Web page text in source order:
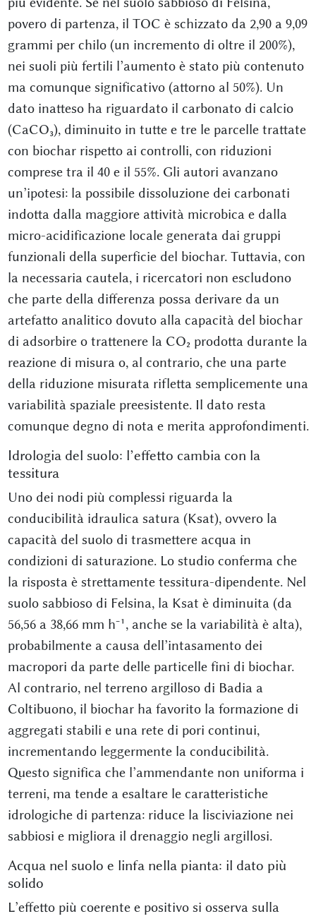
povero di partenza, il TOC è schizzato da 2,90 a 9,09
grammi per chilo (un incremento di oltre il 200%),
nei suoli più fertili l’aumento è stato più contenuto
ma comunque significativo (attorno al 50%). Un
dato inatteso ha riguardato il carbonato di calcio
(CaCO₃), diminuito in tutte e tre le parcelle trattate
con biochar rispetto ai controlli, con riduzioni
comprese tra il 40 e il 55%. Gli autori avanzano
un’ipotesi: la possibile dissoluzione dei carbonati
indotta dalla maggiore attività microbica e dalla
micro-acidificazione locale generata dai gruppi
funzionali della superficie del biochar. Tuttavia, con
la necessaria cautela, i ricercatori non escludono
che parte della differenza possa derivare da un
artefatto analitico dovuto alla capacità del biochar
di adsorbire o trattenere la CO₂ prodotta durante la
reazione di misura o, al contrario, che una parte
della riduzione misurata rifletta semplicemente una
variabilità spaziale preesistente. Il dato resta
comunque degno di nota e merita approfondimenti.
Idrologia del suolo: l’effetto cambia con la
tessitura
Uno dei nodi più complessi riguarda la
conducibilità idraulica satura (Ksat), ovvero la
capacità del suolo di trasmettere acqua in
condizioni di saturazione. Lo studio conferma che
la risposta è strettamente tessitura-dipendente. Nel
suolo sabbioso di Felsina, la Ksat è diminuita (da
56,56 a 38,66 mm h⁻¹, anche se la variabilità è alta),
probabilmente a causa dell’intasamento dei
macropori da parte delle particelle fini di biochar.
Al contrario, nel terreno argilloso di Badia a
Coltibuono, il biochar ha favorito la formazione di
aggregati stabili e una rete di pori continui,
incrementando leggermente la conducibilità.
Questo significa che l’ammendante non uniforma i
terreni, ma tende a esaltare le caratteristiche
idrologiche di partenza: riduce la lisciviazione nei
sabbiosi e migliora il drenaggio negli argillosi.
Acqua nel suolo e linfa nella pianta: il dato più
solido
L’effetto più coerente e positivo si osserva sulla